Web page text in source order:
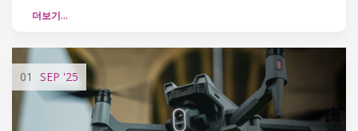
더보기…
01 SEP '25